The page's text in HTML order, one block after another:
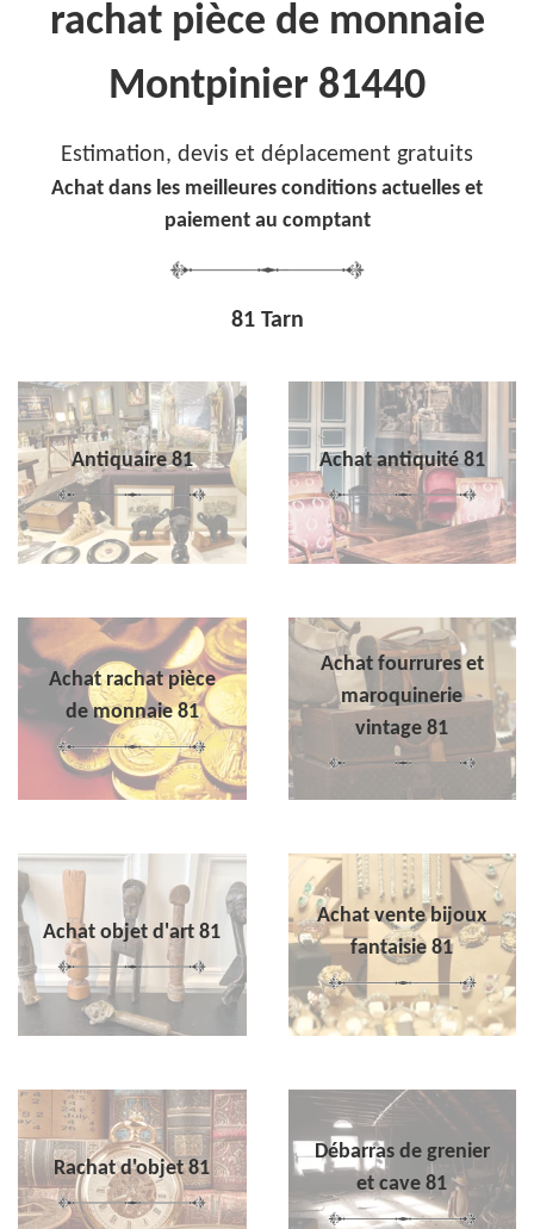
rachat pièce de monnaie
Montpinier 81440
Estimation, devis et déplacement gratuits
Achat dans les meilleures conditions actuelles et
paiement au comptant
81 Tarn
Antiquaire 81 Achat antiquité 81
Achat rachat pièce
de monnaie 81
Achat fourrures et
maroquinerie
vintage 81
Achat objet d'art 81
Achat vente bijoux
fantaisie 81
Rachat d'objet 81
Débarras de grenier
et cave 81